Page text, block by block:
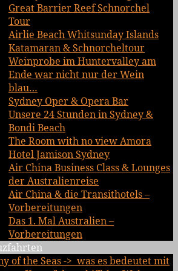
Great Barrier Reef Schnorchel
Tour
Airlie Beach Whitsunday Islands
Katamaran & Schnorcheltour
Weinprobe im Huntervalley am
Ende war nicht nur der Wein
blau…
Sydney Oper & Opera Bar
Unsere 24 Stunden in Sydney &
Bondi Beach
The Room with no view Amora
Hotel Jamison Sydney
Air China Business Class & Lounges
der Australienreise
Air China & die Transithotels –
Vorbereitungen
Das 1. Mal Australien –
Vorbereitungen
of the Seas -> was es bedeutet mit